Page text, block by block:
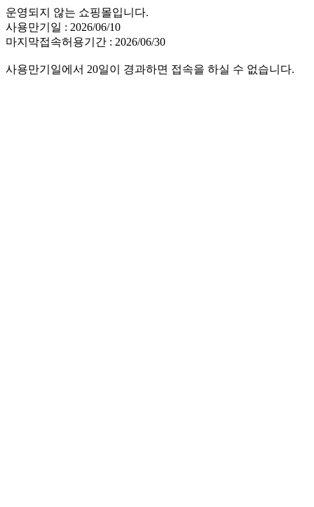
운영되지 않는 쇼핑몰입니다.
사용만기일 : 2026/06/10
마지막접속허용기간 : 2026/06/30
사용만기일에서 20일이 경과하면 접속을 하실 수 없습니다.